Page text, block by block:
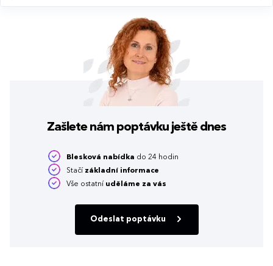
Zašlete nám poptávku ještě dnes
Blesková nabídka do 24 hodin
Stačí základní informace
Vše ostatní uděláme za vás
Odeslat poptávku